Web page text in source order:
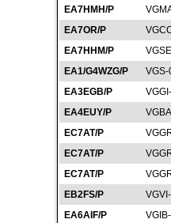
EA7HMH/P
EA7OR/P
EA7HHM/P
EA1/G4WZG/P
EA3EGB/P
EA4EUY/P
EC7AT/P
EC7AT/P
EC7AT/P
EB2FS/P
EA6AIF/P